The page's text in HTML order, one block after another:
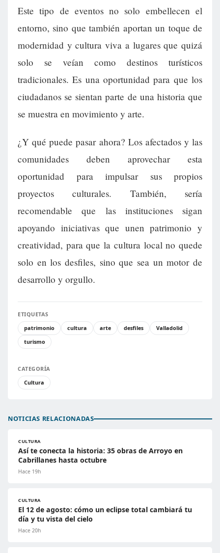
Este tipo de eventos no solo embellecen el
entorno, sino que también aportan un toque de
modernidad y cultura viva a lugares que quizá
solo se veían como destinos turísticos
tradicionales. Es una oportunidad para que los
ciudadanos se sientan parte de una historia que
se muestra en movimiento y arte.
¿Y qué puede pasar ahora? Los afectados y las
comunidades deben aprovechar esta
oportunidad para impulsar sus propios
proyectos culturales. También, sería
recomendable que las instituciones sigan
apoyando iniciativas que unen patrimonio y
creatividad, para que la cultura local no quede
solo en los desfiles, sino que sea un motor de
desarrollo y orgullo.
ETIQUETAS
patrimonio
cultura arte desfiles
Valladolid
turismo
CATEGORÍA
Cultura
NOTICIAS RELACIONADAS
CULTURA
Así te conecta la historia: 35 obras de Arroyo en
Cabrillanes hasta octubre
Hace 19h
CULTURA
El 12 de agosto: cómo un eclipse total cambiará tu
día y tu vista del cielo
Hace 20h